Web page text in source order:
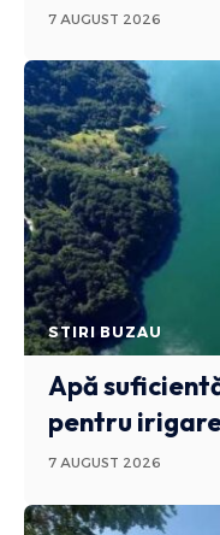
7 AUGUST 2026
STIRI BUZAU
Apă
pentru
7 AUGUST 2026